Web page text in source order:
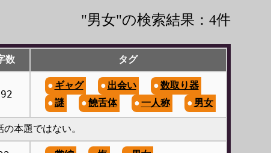
"男女"の検索結果：4件
数 タグ
ギャグ 出会い
数取り器
謎
饒舌体 一人称 男女
本題ではない。